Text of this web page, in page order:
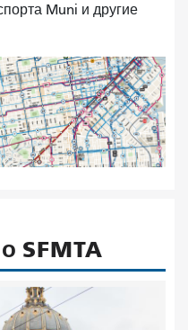
Muni и другие
SFMTA